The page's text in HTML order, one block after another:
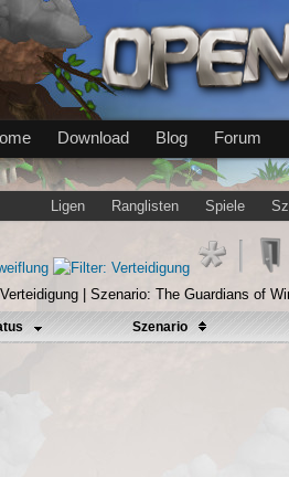
Download Blog Forum
Ligen Ranglisten Spiele
| Szenario: The Guardians of
Szenario